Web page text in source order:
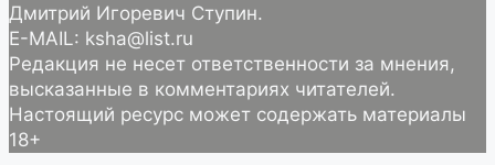
Дмитрий Игоревич Ступин.
E-MAIL: ksha@list.ru
Редакция не несет ответственности за мнения,
высказанные в комментариях читателей.
Настоящий ресурс может содержать материалы
18+